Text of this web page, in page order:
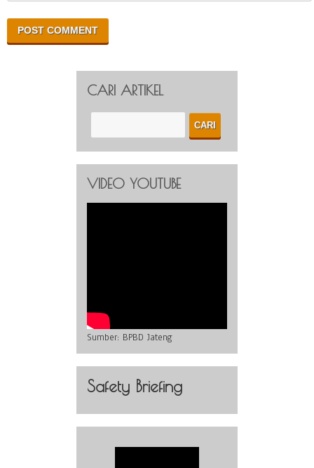
CARI ARTIKEL
VIDEO YOUTUBE
Sumber: BPBD Jateng
Safety Briefing